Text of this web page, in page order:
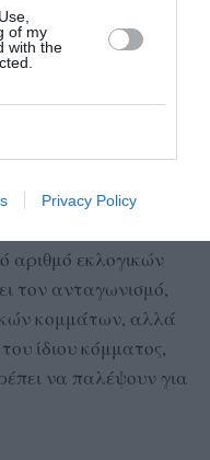
of my
with the
Privacy Policy
Πέλλας, Πιερίας,
εκλογών
καθώς ήταν γνωστός
στην κατανομή
αριθμό εκλογικών
τον ανταγωνισμό,
κομμάτων, αλλά
ίδιου κόμματος,
να παλέψουν για